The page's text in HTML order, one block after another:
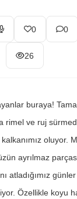
0 0
26
buraya!
rimel ve ruj
oluyor.
ayrılmaz
atladığımız
Özellikle koyu